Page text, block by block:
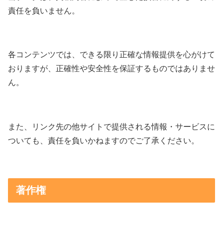
責任を負いません。
各コンテンツでは、できる限り正確な情報提供を心がけて
おりますが、正確性や安全性を保証するものではありませ
ん。
また、リンク先の他サイトで提供される情報・サービスに
ついても、責任を負いかねますのでご了承ください。
著作権